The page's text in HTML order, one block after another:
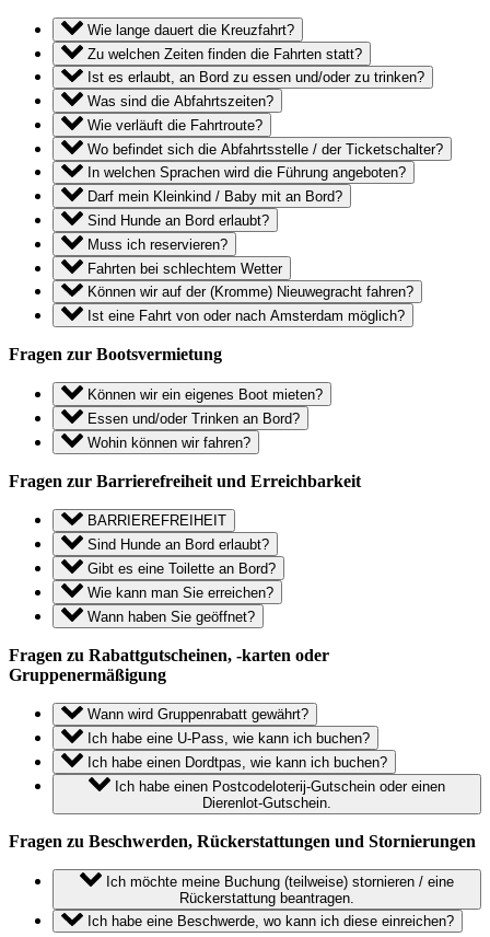
Wie lange dauert die Kreuzfahrt?
Zu welchen Zeiten finden die Fahrten statt?
Ist es erlaubt, an Bord zu essen und/oder zu trinken?
Was sind die Abfahrtszeiten?
Wie verläuft die Fahrtroute?
Wo befindet sich die Abfahrtsstelle / der Ticketschalter?
In welchen Sprachen wird die Führung angeboten?
Darf mein Kleinkind / Baby mit an Bord?
Sind Hunde an Bord erlaubt?
Muss ich reservieren?
Fahrten bei schlechtem Wetter
Können wir auf der (Kromme) Nieuwegracht fahren?
Ist eine Fahrt von oder nach Amsterdam möglich?
Fragen zur Bootsvermietung
Können wir ein eigenes Boot mieten?
Essen und/oder Trinken an Bord?
Wohin können wir fahren?
Fragen zur Barrierefreiheit und Erreichbarkeit
BARRIEREFREIHEIT
Sind Hunde an Bord erlaubt?
Gibt es eine Toilette an Bord?
Wie kann man Sie erreichen?
Wann haben Sie geöffnet?
Fragen zu Rabattgutscheinen, -karten oder
Gruppenermäßigung
Wann wird Gruppenrabatt gewährt?
Ich habe eine U-Pass, wie kann ich buchen?
Ich habe einen Dordtpas, wie kann ich buchen?
Dierenlot-Gutschein.
Fragen zu Beschwerden, Rückerstattungen und Stornierungen
Rückerstattung beantragen.
Ich habe eine Beschwerde, wo kann ich diese einreichen?